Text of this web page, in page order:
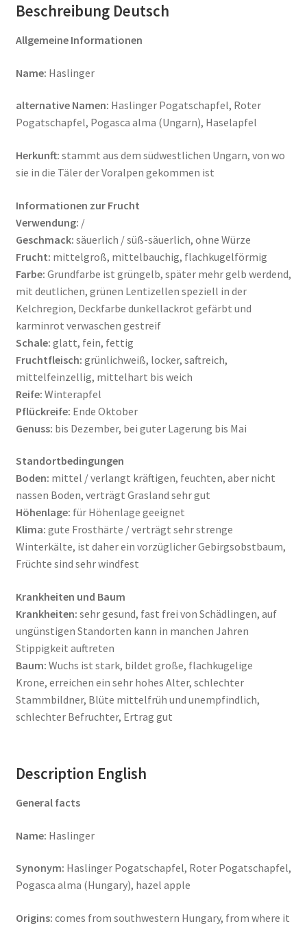
Beschreibung Deutsch
Allgemeine Informationen
Name: Haslinger
alternative Namen: Haslinger Pogatschapfel, Roter
Pogatschapfel, Pogasca alma (Ungarn), Haselapfel
Herkunft: stammt aus dem südwestlichen Ungarn, von wo
sie in die Täler der Voralpen gekommen ist
Informationen zur Frucht
Verwendung: /
Geschmack: säuerlich / süß-säuerlich, ohne Würze
Frucht: mittelgroß, mittelbauchig, flachkugelförmig
Farbe: Grundfarbe ist grüngelb, später mehr gelb werdend,
mit deutlichen, grünen Lentizellen speziell in der
Kelchregion, Deckfarbe dunkellackrot gefärbt und
karminrot verwaschen gestreif
Schale: glatt, fein, fettig
Fruchtfleisch: grünlichweiß, locker, saftreich,
mittelfeinzellig, mittelhart bis weich
Reife: Winterapfel
Pflückreife: Ende Oktober
Genuss: bis Dezember, bei guter Lagerung bis Mai
Standortbedingungen
Boden: mittel / verlangt kräftigen, feuchten, aber nicht
nassen Boden, verträgt Grasland sehr gut
Höhenlage: für Höhenlage geeignet
Klima: gute Frosthärte / verträgt sehr strenge
Winterkälte, ist daher ein vorzüglicher Gebirgsobstbaum,
Früchte sind sehr windfest
Krankheiten und Baum
Krankheiten: sehr gesund, fast frei von Schädlingen, auf
ungünstigen Standorten kann in manchen Jahren
Stippigkeit auftreten
Baum: Wuchs ist stark, bildet große, flachkugelige
Krone, erreichen ein sehr hohes Alter, schlechter
Stammbildner, Blüte mittelfrüh und unempfindlich,
schlechter Befruchter, Ertrag gut
Description English
General facts
Name: Haslinger
Synonym: Haslinger Pogatschapfel, Roter Pogatschapfel,
Pogasca alma (Hungary), hazel apple
Origins: comes from southwestern Hungary, from where it